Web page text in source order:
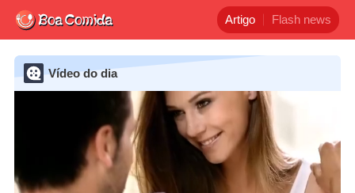
Artigo Flash news
Vídeo do dia